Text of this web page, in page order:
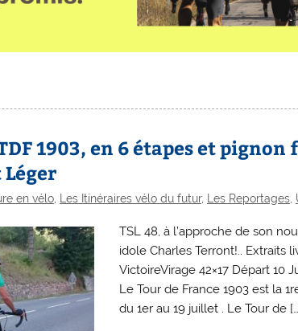
1903, en 6 étapes et
en vélo, Les Itinéraires vélo du futur, Les Reportages,
TSL 48, à l’approche de son
idole Charles Terront!.. Extraits
VictoireVirage 42×17 Départ 10
Le Tour de France 1903 est la
du 1er au 19 juillet . Le Tour de